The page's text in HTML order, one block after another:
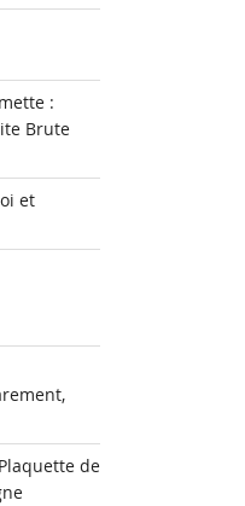
:
Brute
et
de